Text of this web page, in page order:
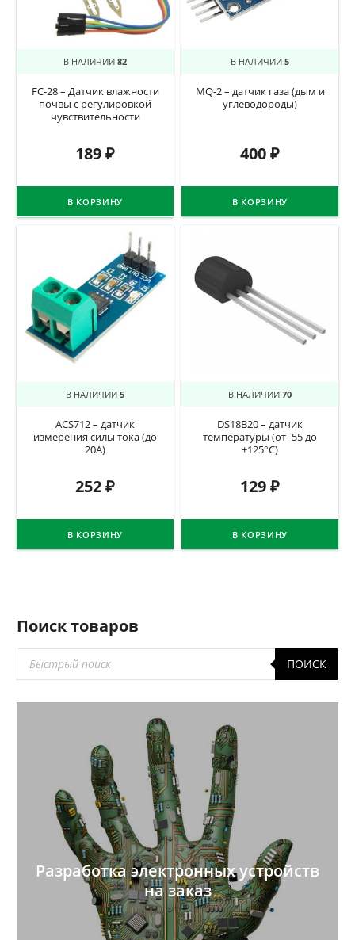
В НАЛИЧИИ 82
FC-28 – Датчик влажности
почвы c регулировкой
чувствительности
189₽
В КОРЗИНУ
В НАЛИЧИИ 5
MQ-2 – датчик газа (дым и
углеводороды)
400₽
В КОРЗИНУ
В НАЛИЧИИ 5
ACS712 – датчик
измерения силы тока (до
20А)
252₽
В КОРЗИНУ
В НАЛИЧИИ 70
DS18B20 – датчик
температуры (от -55 до
+125°C)
129₽
В КОРЗИНУ
Поиск товаров
товаров
ПОИСК
Разработка электронных устройств
на заказ